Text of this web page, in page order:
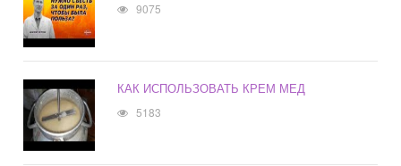
9075
КАК ИСПОЛЬЗОВАТЬ КРЕМ МЕД
5183